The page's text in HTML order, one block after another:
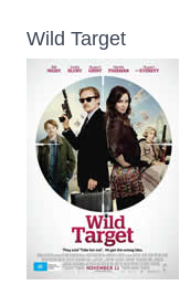
Wild Target